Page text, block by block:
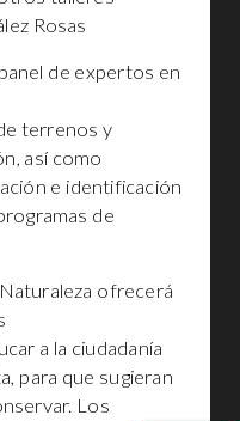
Rosas
de expertos en
terrenos y
así como
e identificación
de
ofrecerá
a la ciudadanía
para que sugieran
Los